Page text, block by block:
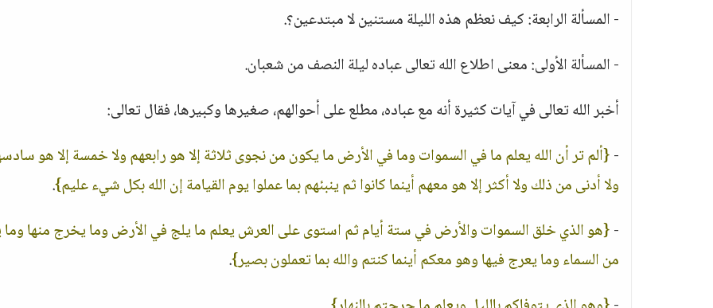
- المسألة الرابعة: كيف نعظم هذه الليلة مستنين لا مبتدعين؟.
- المسألة الأولى: معنى اطلاع الله تعالى عباده ليلة النصف من شعبان.
أخبر الله تعالى في آيات كثيرة أنه مع عباده، مطلع على أحوالهم، صغيرها وكبيرها، فقال تعالى:
-{ألم تر أن الله يعلم ما في السموات وما في الأرض ما يكون من نجوى ثلاثة إلا هو رابعهم ولا خمسة إلا هو
ولا أدنى من ذلك ولا أكثر إلا هو معهم أينما كانوا ثم ينبئهم بما عملوا يوم القيامة إن الله بكل شيء عليم}.
-{هو الذي خلق السموات والأرض في ستة أيام ثم استوى على العرش يعلم ما يلج في الأرض وما يخرج منها وما
من السماء وما يعرج فيها وهو معكم أينما كنتم والله بما تعملون بصير}.